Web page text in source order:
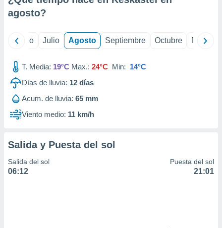
agosto?
Junio Julio Agosto Septiembre Octubre
T. Media: 19°C Max.: 24°C Min: 14°C
Días de lluvia: 12 días
Acum. de lluvia: 65 mm
Viento medio: 11 km/h
Salida y Puesta del sol
Salida del sol
06:12
Puesta del sol
21:01